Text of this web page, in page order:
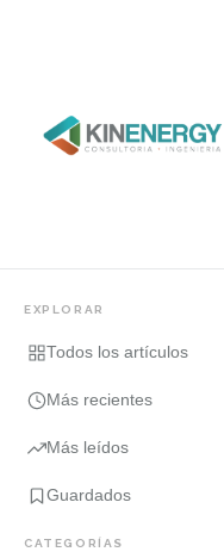
EXPLORAR
Todos los artículos
Más recientes
Más leídos
Guardados
CATEGORÍAS